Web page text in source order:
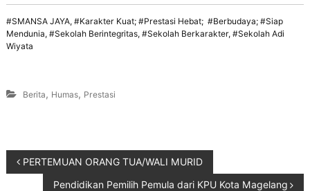
#SMANSA JAYA, #Karakter Kuat; #Prestasi Hebat; #Berbudaya; #Siap
Mendunia, #Sekolah Berintegritas, #Sekolah Berkarakter, #Sekolah Adi
Wiyata
Berita, Humas, Prestasi
PERTEMUAN ORANG TUA/WALI MURID
Pendidikan Pemilih Pemula dari KPU Kota Magelang